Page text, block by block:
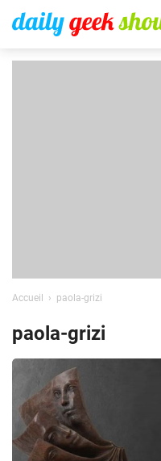
Accueil paola-grizi
paola-grizi